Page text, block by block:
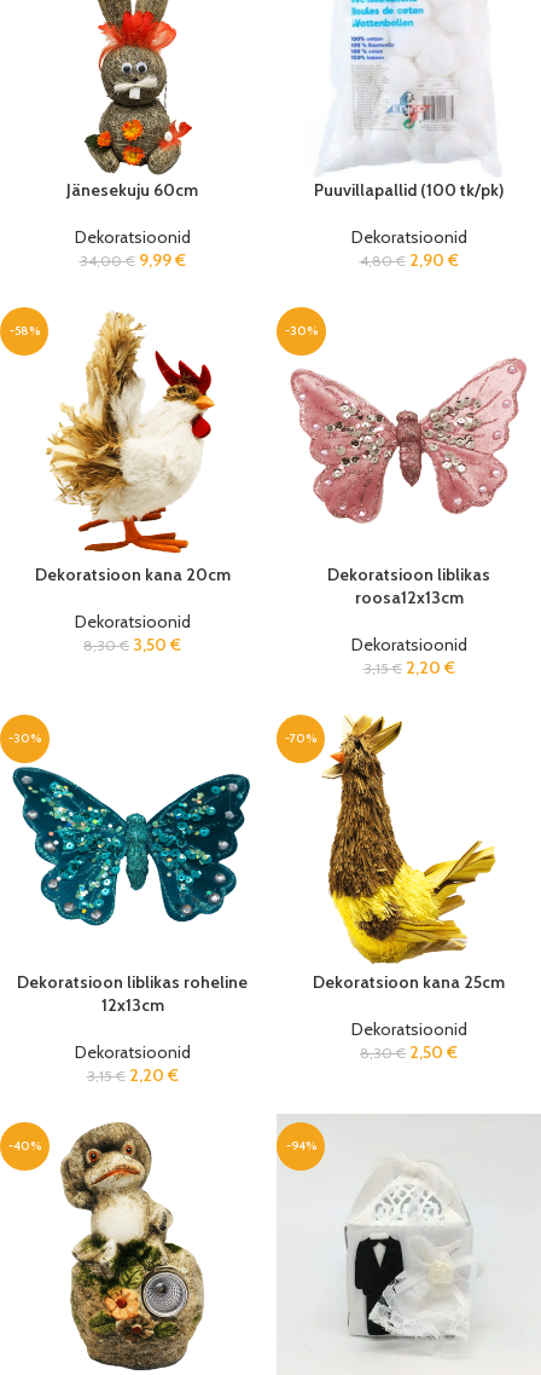
Jänesekuju 60cm
Dekoratsioonid
34,00€ 9,99€
Puuvillapallid (100 tk/pk)
Dekoratsioonid
4,80€ 2,90 €
-58%
Dekoratsioon kana 20cm
Dekoratsioonid
8,30€ 3,50 €
-30%
Dekoratsioon liblikas
roosa12x13cm
Dekoratsioonid
3,15€ 2,20 €
-30%
Dekoratsioon liblikas roheline
12x13cm
Dekoratsioonid
3,15€ 2,20 €
-70%
Dekoratsioon kana 25cm
Dekoratsioonid
8,30€ 2,50 €
-40% -94%